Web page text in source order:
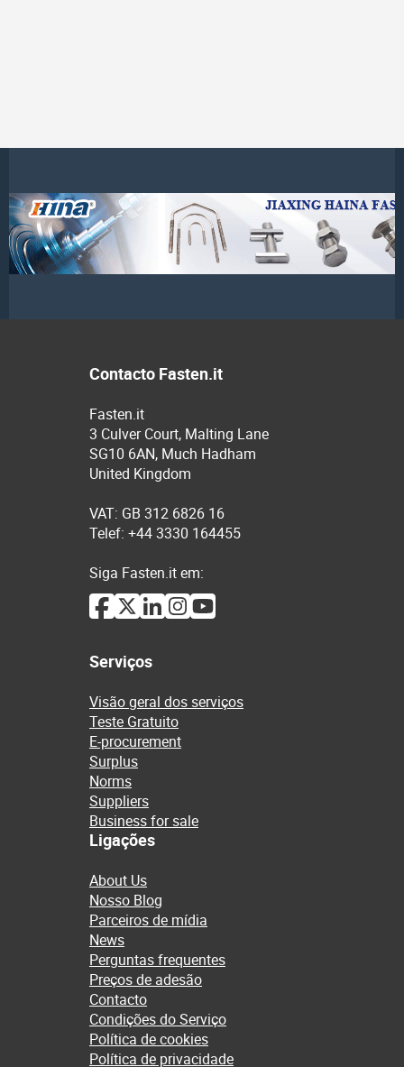
Contacto Fasten.it
Fasten.it
3 Culver Court, Malting Lane
SG10 6AN, Much Hadham
United Kingdom
VAT: GB 312 6826 16
Telef: +44 3330 164455
Siga Fasten.it em:
Serviços
Visão geral dos serviços
Teste Gratuito
E-procurement
Surplus
Norms
Suppliers
Business for sale
Ligações
About Us
Nosso Blog
Parceiros de mídia
News
Perguntas frequentes
Preços de adesão
Contacto
Condições do Serviço
Política de cookies
Política de privacidade